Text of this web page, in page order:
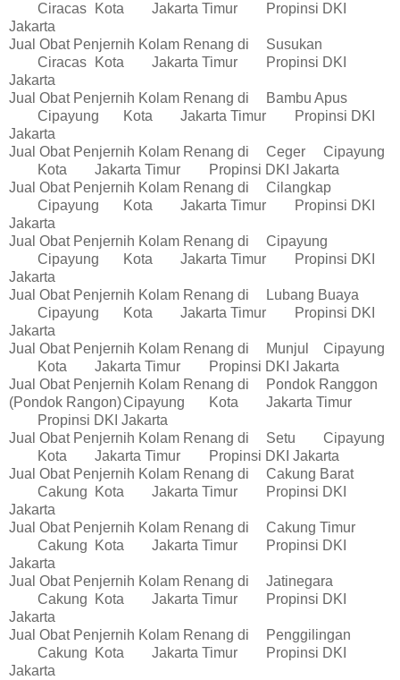
Ciracas
Kota Jakarta Timur
Propinsi DKI
Jakarta
Jual Obat Penjernih Kolam Renang di
Susukan
Ciracas
Kota Jakarta Timur
Propinsi DKI
Jakarta
Jual Obat Penjernih Kolam Renang di
Bambu Apus
Cipayung
Kota Jakarta Timur
Propinsi DKI
Jakarta
Jual Obat Penjernih Kolam Renang di
Ceger
Cipayung
Kota
Jakarta Timur
Propinsi DKI Jakarta
Jual Obat Penjernih Kolam Renang di
Cilangkap
Cipayung
Kota Jakarta Timur
Propinsi DKI
Jakarta
Jual Obat Penjernih Kolam Renang di
Cipayung
Cipayung
Kota Jakarta Timur
Propinsi DKI
Jakarta
Jual Obat Penjernih Kolam Renang di
Lubang Buaya
Cipayung
Kota Jakarta Timur
Propinsi DKI
Jakarta
Jual Obat Penjernih Kolam Renang di
Munjul
Cipayung
Kota
Jakarta Timur
Propinsi DKI Jakarta
Jual Obat Penjernih Kolam Renang di
Pondok Ranggon
(Pondok Rangon)Cipayung Kota
Jakarta Timur
Propinsi DKI Jakarta
Jual Obat Penjernih Kolam Renang di
Setu
Cipayung
Kota
Jakarta Timur
Propinsi DKI Jakarta
Jual Obat Penjernih Kolam Renang di
Cakung Barat
Cakung
Kota Jakarta Timur
Propinsi DKI
Jakarta
Jual Obat Penjernih Kolam Renang di
Cakung Timur
Cakung
Kota Jakarta Timur
Propinsi DKI
Jakarta
Jual Obat Penjernih Kolam Renang di
Jatinegara
Cakung
Kota Jakarta Timur
Propinsi DKI
Jakarta
Jual Obat Penjernih Kolam Renang di
Penggilingan
Cakung
Kota Jakarta Timur
Propinsi DKI
Jakarta